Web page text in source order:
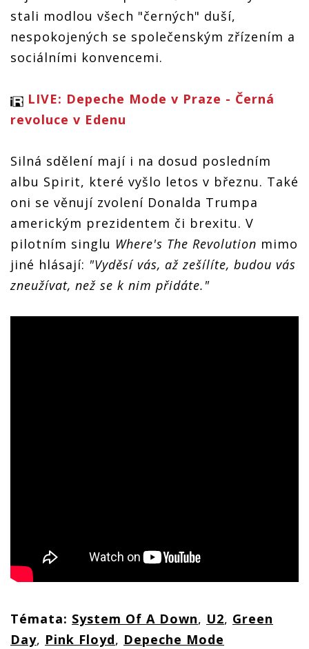
stali modlou všech "černých" duší,
nespokojených se společenským zřízením a
sociálními konvencemi.
LIVE: Depeche Mode v Praze - Černá
revoluce v Edenu
Silná sdělení mají i na dosud posledním
albu Spirit, které vyšlo letos v březnu. Také
oni se věnují zvolení Donalda Trumpa
americkým prezidentem či brexitu. V
pilotním singlu Where's The Revolution mimo
jiné hlásají: "Vyděsí vás, až zešílíte, budou vás
zneužívat, než se k nim přidáte."
Témata: System Of A Down, U2, Green
Day, Pink Floyd, Depeche Mode